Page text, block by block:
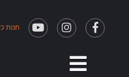
חנות